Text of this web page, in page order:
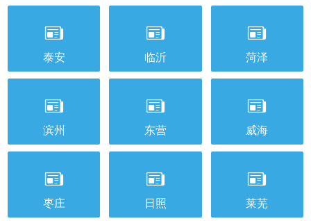

泰安

临沂

菏泽

滨州

东营

威海

枣庄

日照

莱芜